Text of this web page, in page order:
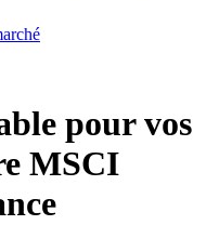
pour vos
MSCI